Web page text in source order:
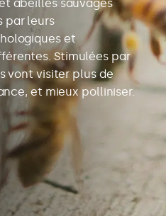
abeilles sauvages
par leurs
et
Stimulées par
vont visiter plus de
et mieux polliniser.